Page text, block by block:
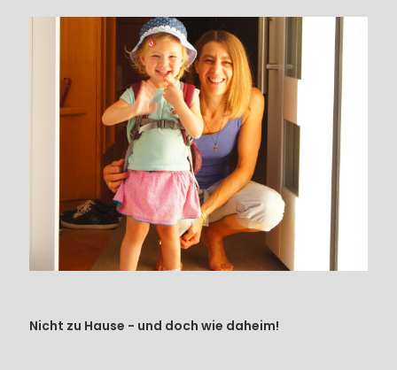
Nicht zu Hause - und doch wie daheim!